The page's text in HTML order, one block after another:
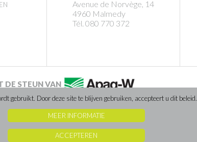
gebruikt. Door deze site te blijven gebruiken, accepteert u dit beleid.
MEER INFORMATIE
ACCEPTEREN
Avenue de Norvège, 14
4960 Malmedy
Tél. 080 770 372
DE STEUN VAN
gerealiseerd door Caractere-advertising